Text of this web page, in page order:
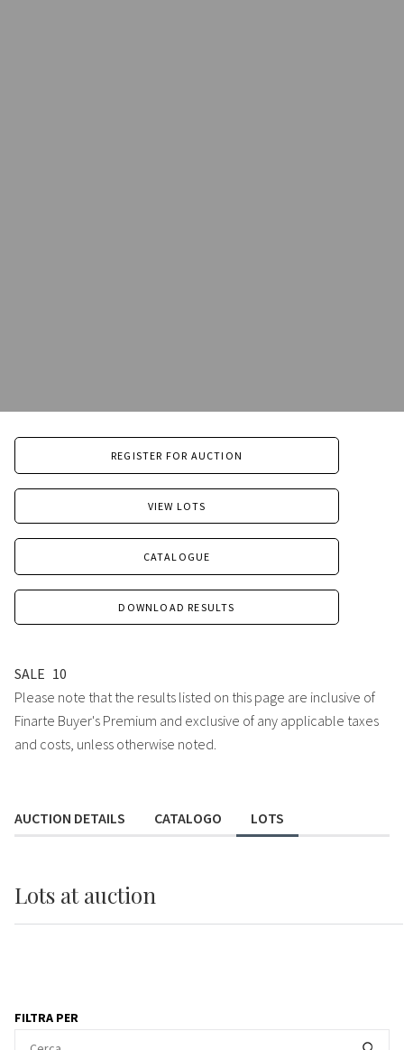
REGISTER FOR AUCTION
VIEW LOTS
CATALOGUE
DOWNLOAD RESULTS
SALE 10
Please note that the results listed on this page are inclusive of
Finarte Buyer's Premium and exclusive of any applicable taxes
and costs, unless otherwise noted.
AUCTION DETAILS CATALOGO LOTS
Lots at auction
FILTRA PER